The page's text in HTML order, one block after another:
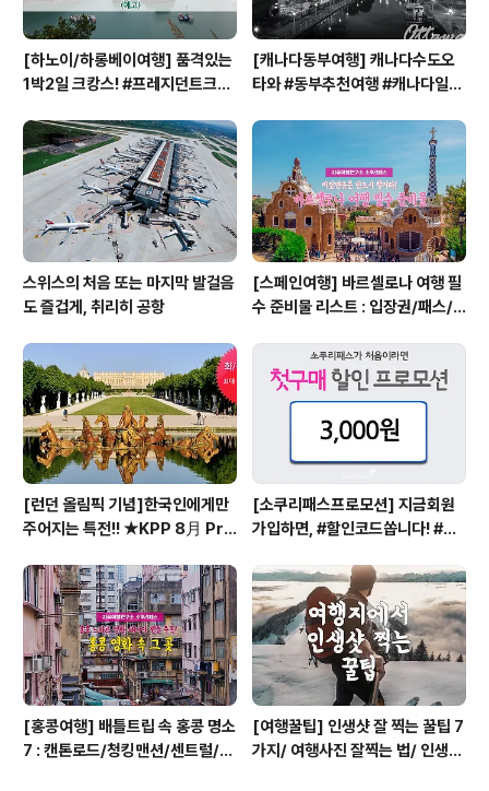
[하노이/하롱베이여행] 품격있는
1박2일 크캉스! #프레지던트크루
[캐나다동부여행] 캐나다수도오
타와 #동부추천여행 #캐나다일주
A
스위스의 처음 또는 마지막 발걸음
도 즐겁게, 취리히 공항
[스페인여행] 바르셀로나 여행 필
수 준비물 리스트 : 입장권/패스/
[런던 올림픽 기념]한국인에게만
주어지는 특전!! ★KPP 8月 Pro
[소쿠리패스프로모션] 지금회원
가입하면, #할인코드쏩니다! #소
인
[홍콩여행] 배틀트립 속 홍콩 명소
7 : 캔톤로드/청킹맨션/센트럴/맛
[여행꿀팁] 인생샷 잘 찍는 꿀팁 7
가지/ 여행사진 잘찍는 법/ 인생샷